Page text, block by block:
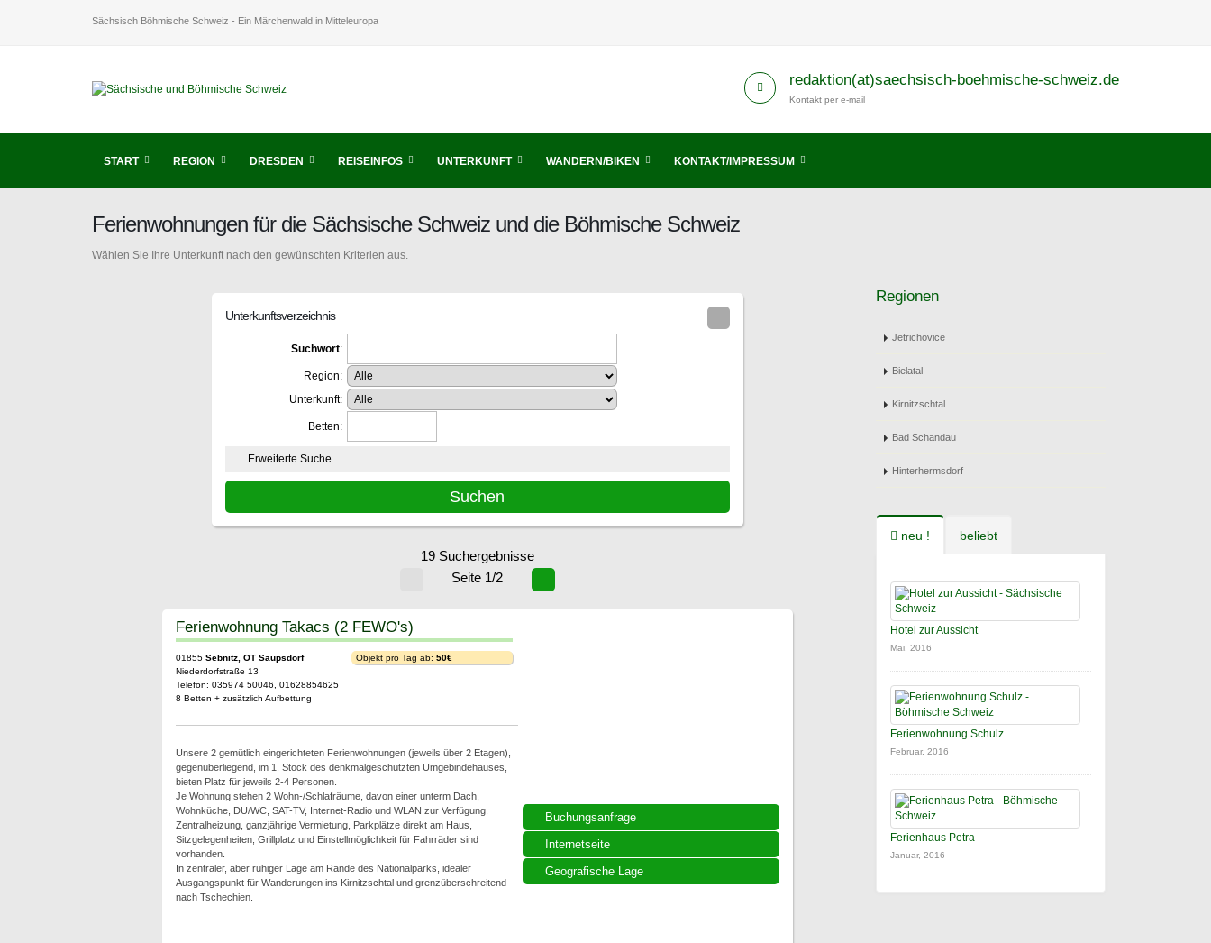
Sächsisch Böhmische Schweiz - Ein Märchenwald in Mitteleuropa
redaktion(at)saechsisch-boehmische-schweiz.de
Kontakt per e-mail
START REGION DRESDEN REISEINFOS UNTERKUNFT WANDERN/BIKEN KONTAKT/IMPRESSUM
Ferienwohnungen für die Sächsische Schweiz und die Böhmische Schweiz
Wählen Sie Ihre Unterkunft nach den gewünschten Kriterien aus.
Unterkunftsverzeichnis
Suchwort:
Region:
Unterkunft:
Betten:
Erweiterte Suche
19 Suchergebnisse
Seite 1/2
Buchungsanfrage
Internetseite
Geografische Lage
Ferienwohnung Takacs (2 FEWO's)
01855 Sebnitz, OT Saupsdorf
Niederdorfstraße 13
Telefon: 035974 50046, 01628854625
8 Betten + zusätzlich Aufbettung
Objekt pro Tag ab: 50€
Unsere 2 gemütlich eingerichteten Ferienwohnungen (jeweils über 2 Etagen),
gegenüberliegend, im 1. Stock des denkmalgeschützten Umgebindehauses,
bieten Platz für jeweils 2-4 Personen.
Je Wohnung stehen 2 Wohn-/Schlafräume, davon einer unterm Dach,
Wohnküche, DU/WC, SAT-TV, Internet-Radio und WLAN zur Verfügung.
Zentralheizung, ganzjährige Vermietung, Parkplätze direkt am Haus,
Sitzgelegenheiten, Grillplatz und Einstellmöglichkeit für Fahrräder sind
vorhanden.
In zentraler, aber ruhiger Lage am Rande des Nationalparks, idealer
Ausgangspunkt für Wanderungen ins Kirnitzschtal und grenzüberschreitend
nach Tschechien.
Regionen
Jetrichovice
Bielatal
Kirnitzschtal
Bad Schandau
Hinterhermsdorf
neu ! beliebt
Hotel zur Aussicht
Mai, 2016
Ferienwohnung Schulz
Februar, 2016
Ferienhaus Petra
Januar, 2016